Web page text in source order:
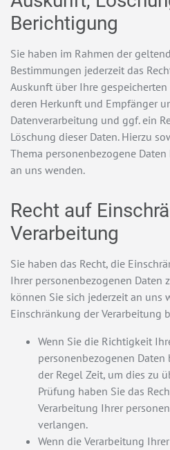
Berichtigung
Sie haben im Rahmen der
Bestimmungen jederzeit das
Auskunft über Ihre
deren Herkunft und Empfänger
Datenverarbeitung und ggf. ein
Löschung dieser Daten. Hierzu
Thema personenbezogene
an uns wenden.
Recht auf
Verarbeitung
Sie haben das Recht, die
Ihrer personenbezogenen Daten
können Sie sich jederzeit an uns
Einschränkung der Verarbeitung
Wenn Sie die Richtigkeit
personenbezogenen
der Regel Zeit, um dies zu
Prüfung haben Sie das
Verarbeitung Ihrer
verlangen.
Wenn die Verarbeitung